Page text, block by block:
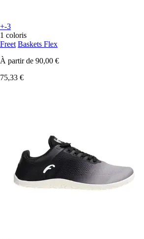
+-3
1 coloris
Freet Baskets Flex
À partir de 90,00 €
75,33 €